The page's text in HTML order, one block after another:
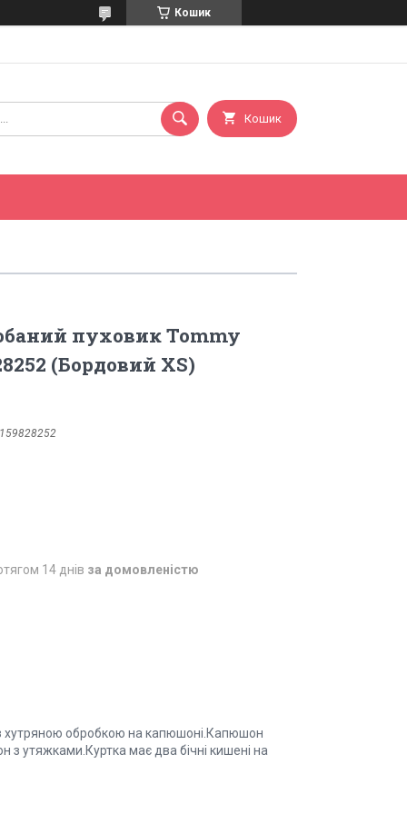
Кошик
Кошик
пуховик Tommy
(Бордовий XS)
14 днів за домовленістю
хутряною обробкою на капюшоні.Капюшон
з утяжками.Куртка має два бічні кишені на